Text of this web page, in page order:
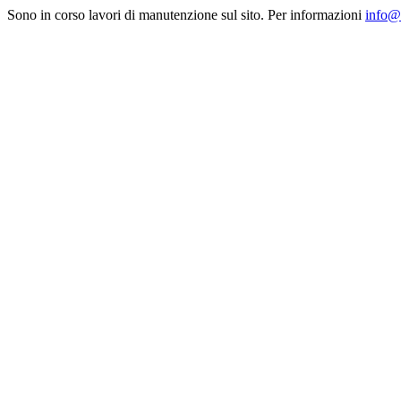
Sono in corso lavori di manutenzione sul sito. Per informazioni